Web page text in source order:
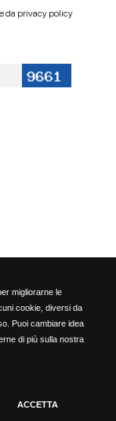
migliorarne le
cookie, diversi da
Puoi cambiare idea
di più sulla nostra
ACCETTA
da privacy policy